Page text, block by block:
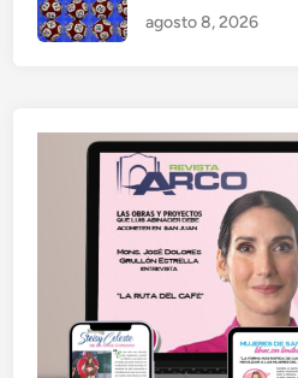
agosto 8, 2026